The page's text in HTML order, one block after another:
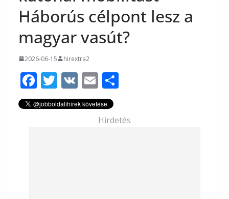
Háborús célpont lesz a
magyar vasút?
2026-06-15 hirextra2
F
ac
e
T
w
itt
V
K
E
m
ai
l
za
m
Hirdetés